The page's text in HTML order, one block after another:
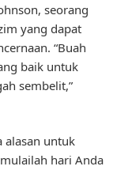
seorang
yang dapat
“Buah
baik untuk
sembelit,”
alasan untuk
hari Anda